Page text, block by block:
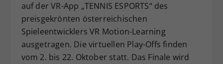
auf der VR-App „TENNIS ESPORTS“ des
preisgekrönten österreichischen
Spieleentwicklers VR Motion-Learning
ausgetragen. Die virtuellen Play-Offs finden
vom 2. bis 22. Oktober statt. Das Finale wird